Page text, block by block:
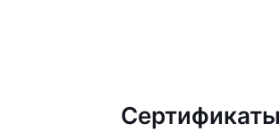
Сертификаты